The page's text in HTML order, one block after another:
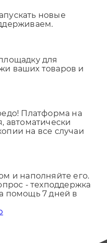
новые
для
ваших товаров и
Платформа на
автоматически
на все случаи
и наполняйте его.
- техподдержка
помощь 7 дней в